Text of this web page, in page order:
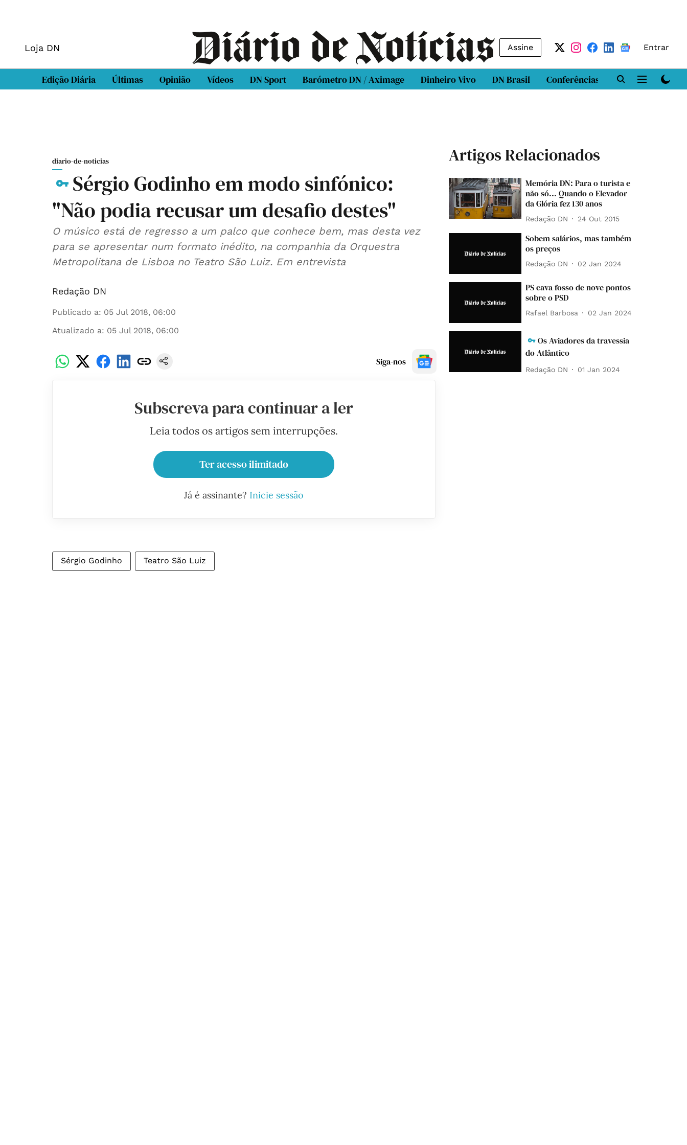
Loja DN Assine Entrar
Edição Diária Últimas Opinião Vídeos DN Sport Barómetro DN / Aximage Dinheiro Vivo DN Brasil Conferências DN LAB
diario-de-noticias
Sérgio Godinho em modo sinfónico:
"Não podia recusar um desafio destes"
O músico está de regresso a um palco que conhece bem, mas desta vez
para se apresentar num formato inédito, na companhia da Orquestra
Metropolitana de Lisboa no Teatro São Luiz. Em entrevista
Redação DN
Publicado a: 05 Jul 2018, 06:00
Atualizado a: 05 Jul 2018, 06:00
Siga-nos
Subscreva para continuar a ler
Leia todos os artigos sem interrupções.
Ter acesso ilimitado
Já é assinante? Inicie sessão
Sérgio Godinho Teatro São Luiz
Artigos Relacionados
Memória DN: Para o turista e
não só... Quando o Elevador
da Glória fez 130 anos
Redação DN 24 Out 2015
Sobem salários, mas também
os preços
Redação DN 02 Jan 2024
PS cava fosso de nove pontos
sobre o PSD
Rafael Barbosa 02 Jan 2024
Os Aviadores da travessia
do Atlântico
Redação DN 01 Jan 2024